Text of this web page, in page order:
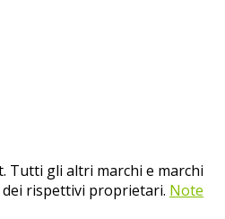
Tutti gli altri marchi e marchi
rispettivi proprietari. Note